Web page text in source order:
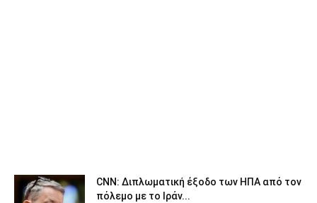
CNN: Διπλωματική έξοδο των ΗΠΑ από τον
πόλεμο με το Ιράν...